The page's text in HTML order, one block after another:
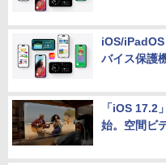
iOS/
バイス保護
「iOS 17.2
始。空間ビ